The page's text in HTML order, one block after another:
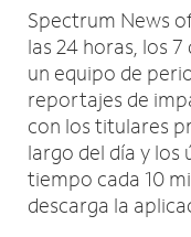
Spectrum News
las 24 horas, los
un equipo de
reportajes de
con los titulares
largo del día y
tiempo cada 10
descarga la